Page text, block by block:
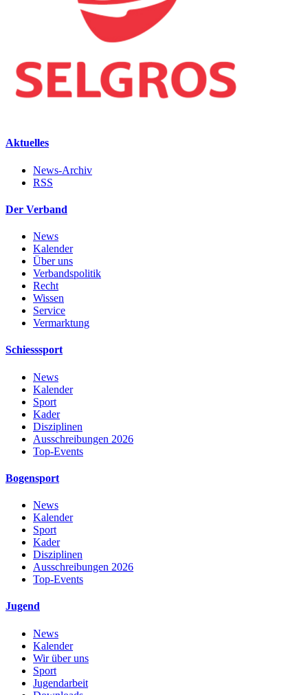
Aktuelles
News-Archiv
RSS
Der Verband
News
Kalender
Über uns
Verbandspolitik
Recht
Wissen
Service
Vermarktung
Schiesssport
News
Kalender
Sport
Kader
Disziplinen
Ausschreibungen 2026
Top-Events
Bogensport
News
Kalender
Sport
Kader
Disziplinen
Ausschreibungen 2026
Top-Events
Jugend
News
Kalender
Wir über uns
Sport
Jugendarbeit